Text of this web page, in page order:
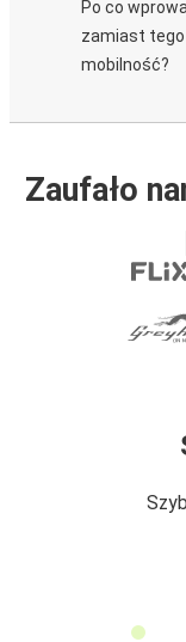
Po co
zamiast
mobilność?
Zaufało